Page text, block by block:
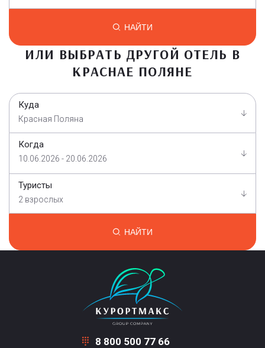
НАЙТИ
ИЛИ ВЫБРАТЬ ДРУГОЙ ОТЕЛЬ В
КРАСНАЕ ПОЛЯНЕ
Куда
Красная Поляна
Когда
10.06.2026 - 20.06.2026
Туристы
2 взрослых
НАЙТИ
8 800 500 77 66